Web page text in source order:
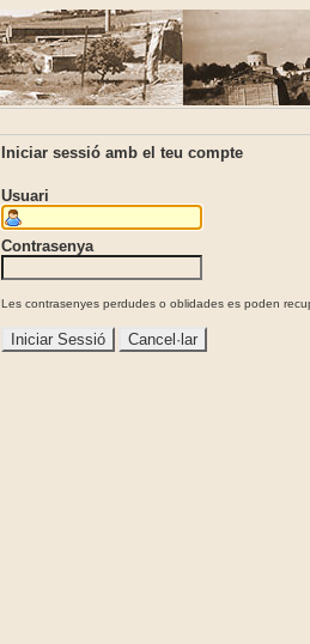
Iniciar sessió amb el teu compte
Usuari
Contrasenya
Les contrasenyes perdudes o oblidades es poden